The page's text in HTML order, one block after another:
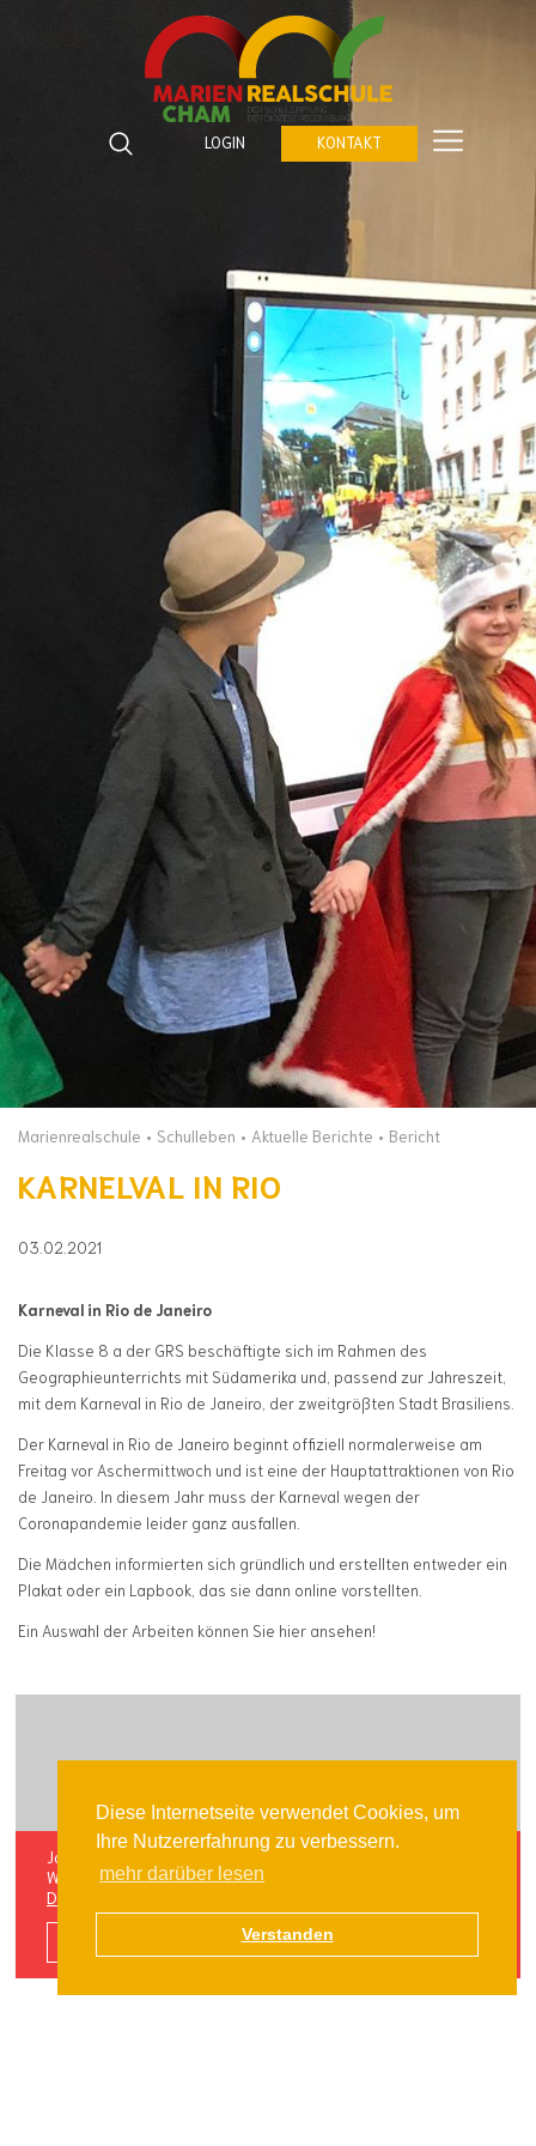
Diese Internetseite verwendet Cookies, um
Ihre Nutzererfahrung zu verbessern.
mehr darüber lesen
Verstanden
LOGIN KONTAKT
Suchbegriffe
SUCHEN
Marienrealschule Cham
Katzberger Straße 5
Cham
09971 843672 459
verwaltung@marienrealschule-cham.de
Marienrealschule Schulleben Aktuelle Berichte Bericht
KARNELVAL IN RIO
03.02.2021
Karneval in Rio de Janeiro
Die Klasse 8 a der GRS beschäftigte sich im Rahmen des
Geographieunterrichts mit Südamerika und, passend zur Jahreszeit,
mit dem Karneval in Rio de Janeiro, der zweitgrößten Stadt Brasiliens.
Der Karneval in Rio de Janeiro beginnt offiziell normalerweise am
Freitag vor Aschermittwoch und ist eine der Hauptattraktionen von Rio
de Janeiro. In diesem Jahr muss der Karneval wegen der
Coronapandemie leider ganz ausfallen.
Die Mädchen informierten sich gründlich und erstellten entweder ein
Plakat oder ein Lapbook, das sie dann online vorstellten.
Ein Auswahl der Arbeiten können Sie hier ansehen!
Ja, ich möchte Inhalte von Youtube angezeigt bekommen.
Weitere Informationen finden Sie in unserer
Datenschutzerklärung